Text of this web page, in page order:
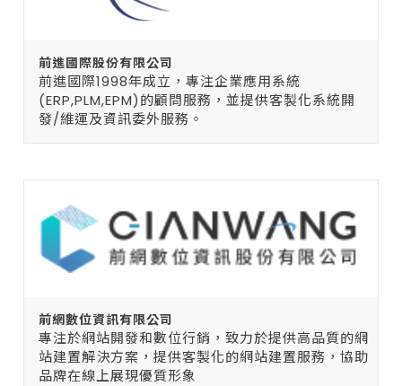
前進國際股份有限公司
前進國際1998年成立，專注企業應用系統
(ERP,PLM,EPM)的顧問服務，並提供客製化系統開
發/維運及資訊委外服務。
前網數位資訊有限公司
專注於網站開發和數位行銷，致力於提供高品質的網
站建置解決方案，提供客製化的網站建置服務，協助
品牌在線上展現優質形象